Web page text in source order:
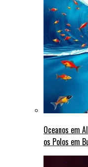
Oceanos em
os Polos em